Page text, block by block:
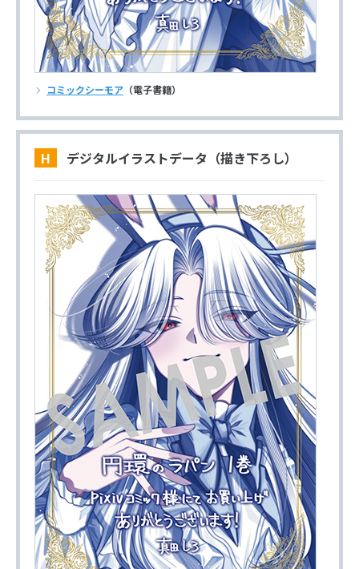
コミックシーモア （電子書籍）
H デジタルイラストデータ（描き下ろし）